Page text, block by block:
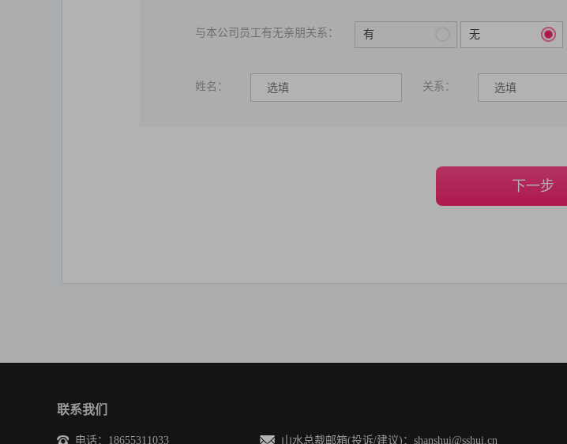
与本公司员工有无亲朋关系： 有 无
姓名： 关系：
下一步
联系我们
电话：18655311033 山水总裁邮箱(投诉/建议)：shanshui@sshui.cn